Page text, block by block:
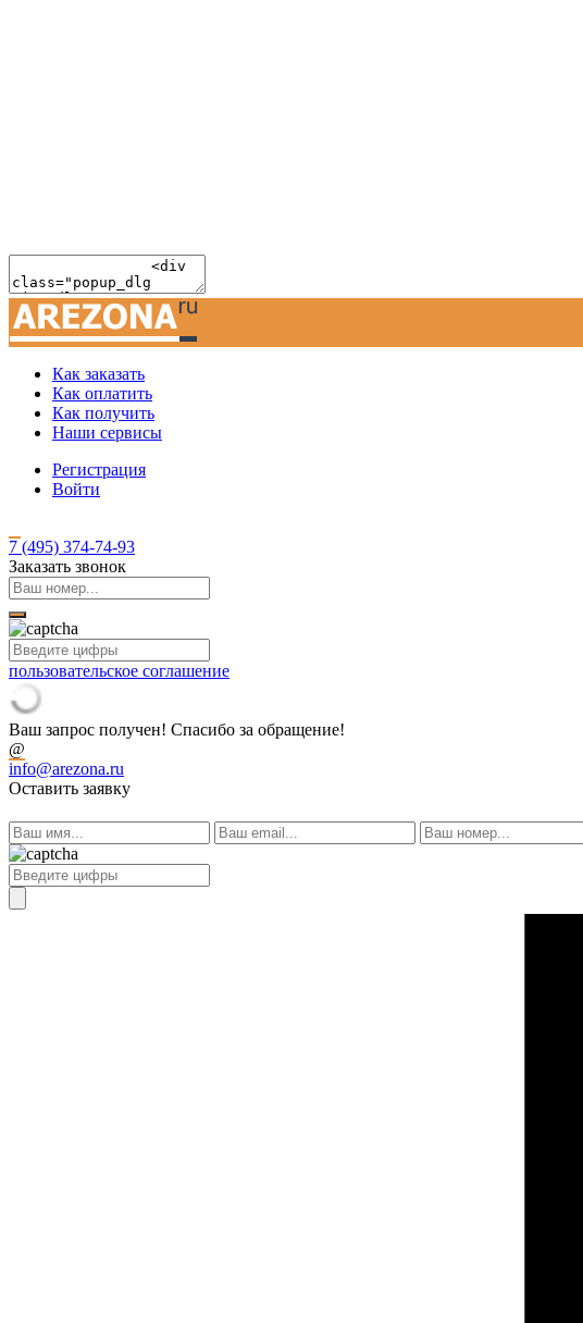
Как заказать
Как оплатить
Как получить
Наши сервисы
Регистрация
Войти
7 (495) 374-74-93
Заказать звонок
пользовательское соглашение
Ваш запрос получен! Спасибо за обращение!
@
info@arezona.ru
Оставить заявку